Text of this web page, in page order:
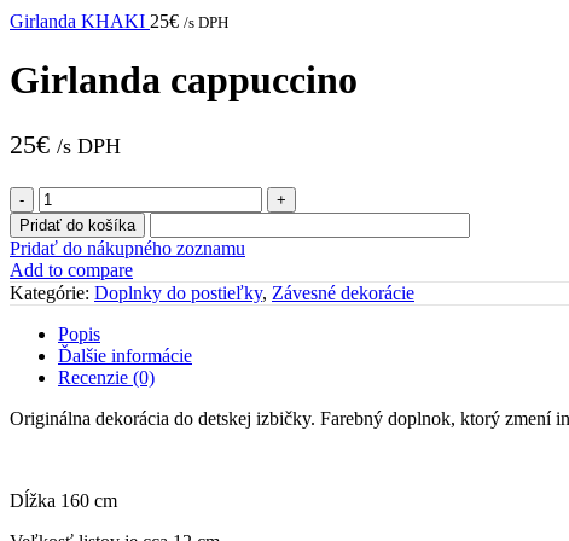
Girlanda KHAKI 25€ /s DPH
Girlanda cappuccino
25€ /s DPH
množstvo
Girlanda
cappuccino
Pridať do košíka
Pridať do nákupného zoznamu
Add to compare
Kategórie: Doplnky do postieľky, Závesné dekorácie
Popis
Ďalšie informácie
Recenzie (0)
Originálna dekorácia do detskej izbičky. Farebný doplnok, ktorý zmení
Dĺžka 160 cm